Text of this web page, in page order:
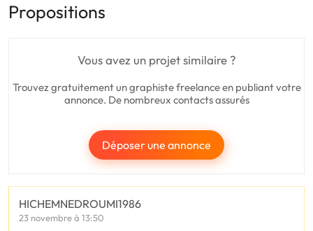
Propositions
Vous avez un projet similaire ?
Trouvez gratuitement un graphiste freelance en publiant votre
annonce. De nombreux contacts assurés
Déposer une annonce
HICHEMNEDROUMI1986
23 novembre à 13:50